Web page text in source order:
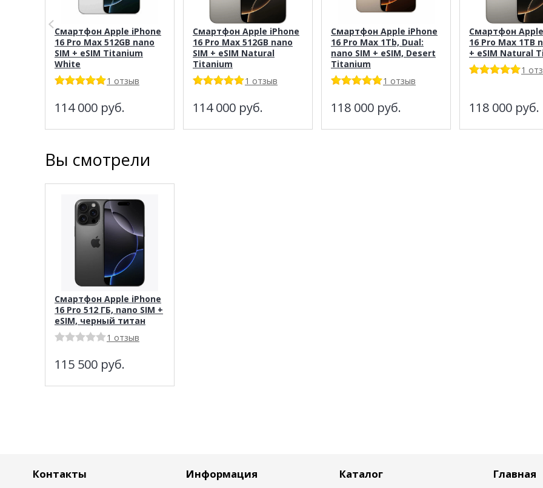
Смартфон Apple iPhone
16 Pro Max 512GB nano
SIM + eSIM Titanium
White
1 отзыв
114 000 руб.
Смартфон Apple iPhone
16 Pro Max 512GB nano
SIM + eSIM Natural
Titanium
1 отзыв
114 000 руб.
Смартфон Apple iPhone
16 Pro Max 1Tb, Dual:
nano SIM + eSIM, Desert
Titanium
1 отзыв
118 000 руб.
Смартфон
16 Pro Max 1TB
+ eSIM Natural
1
118 000 руб.
Вы смотрели
Смартфон Apple iPhone
16 Pro 512 ГБ, nano SIM +
eSIM, черный титан
1 отзыв
115 500 руб.
Контакты Информация Каталог
Главная